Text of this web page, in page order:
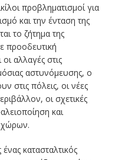
προβληματισμοί για
και την ένταση της
το ζήτημα της
προοδευτική
οι αλλαγές στις
αστυνόμευσης, ο
στις πόλεις, οι νέες
οι σχετικές
και
χώρων.
κατασταλτικός